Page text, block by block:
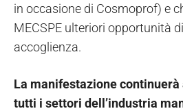
in occasione di Cosmoprof) e
MECSPE ulteriori opportunità
accoglienza.
La manifestazione
tutti i settori dell’industria